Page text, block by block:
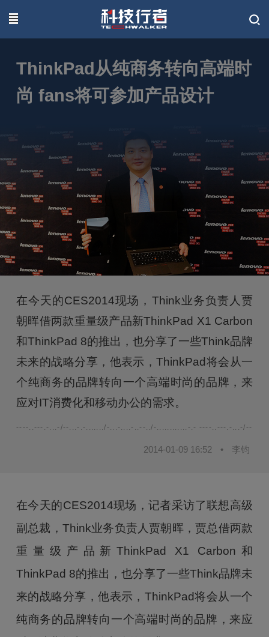
联系我们
ThinkPad从纯商务转向高端时
尚 fans将可参加产品设计
在今天的CES2014现场，Think业务负责人贾
朝晖借两款重量级产品新ThinkPad X1 Carbon
和ThinkPad 8的推出，也分享了一些Think品牌
未来的战略分享，他表示，ThinkPad将会从一
个纯商务的品牌转向一个高端时尚的品牌，来
应对IT消费化和移动办公的需求。
----..---.-...-/--...-.-......./-...-....-..--../-............-.- ----..---.-...-/--
2014-01-09 16:52 • 李钧
在今天的CES2014现场，记者采访了联想高级
副总裁，Think业务负责人贾朝晖，贾总借两款
重量级产品新ThinkPad X1 Carbon和
ThinkPad 8的推出，也分享了一些Think品牌未
来的战略分享，他表示，ThinkPad将会从一个
纯商务的品牌转向一个高端时尚的品牌，来应